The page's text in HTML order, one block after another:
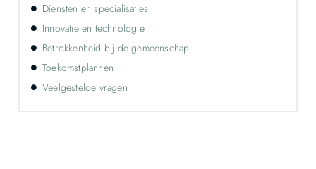
Diensten en specialisaties
Innovatie en technologie
Betrokkenheid bij de gemeenschap
Toekomstplannen
Veelgestelde vragen